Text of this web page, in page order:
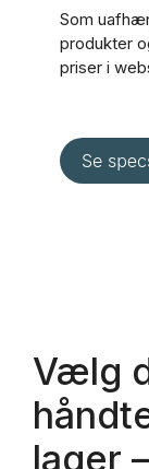
Som
produkter
priser i
Vælg
lager